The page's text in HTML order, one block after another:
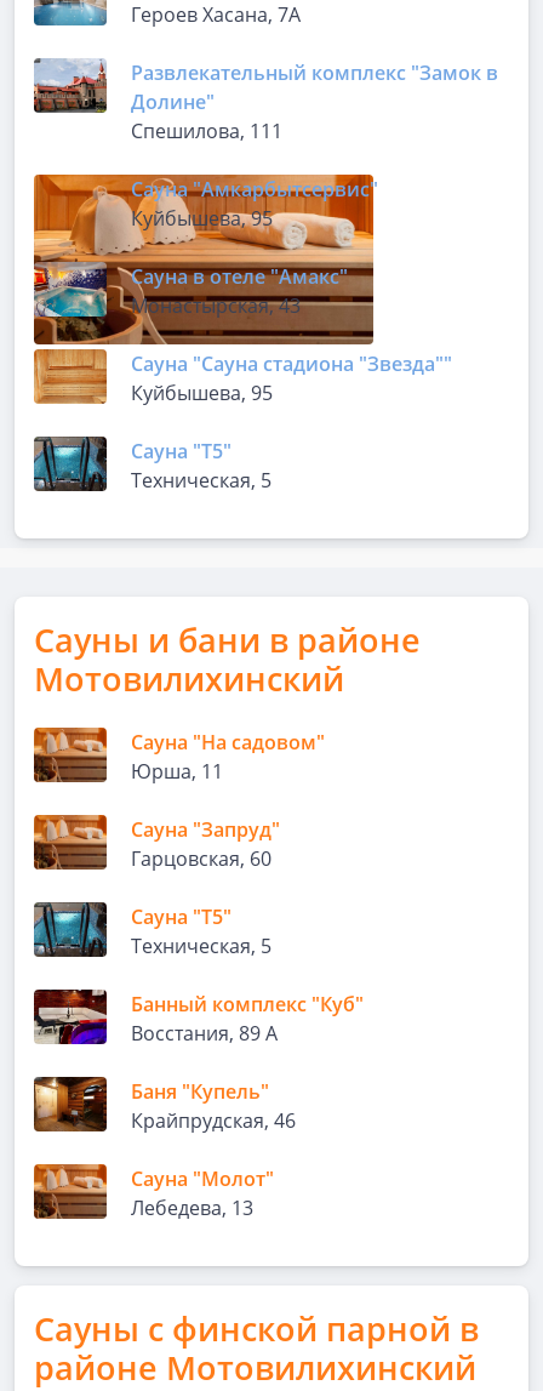
Героев Хасана, 7А
Развлекательный комплекс "Замок в
Долине"
Спешилова, 111
Сауна "Амкарбытсервис"
Куйбышева, 95
Сауна в отеле "Амакс"
Монастырская, 43
Сауна "Сауна стадиона "Звезда""
Куйбышева, 95
Сауна "Т5"
Техническая, 5
Сауны и бани в районе
Мотовилихинский
Сауна "На садовом"
Юрша, 11
Сауна "Запруд"
Гарцовская, 60
Сауна "Т5"
Техническая, 5
Банный комплекс "Куб"
Восстания, 89 А
Баня "Купель"
Крайпрудская, 46
Сауна "Молот"
Лебедева, 13
Сауны с финской парной в
районе Мотовилихинский